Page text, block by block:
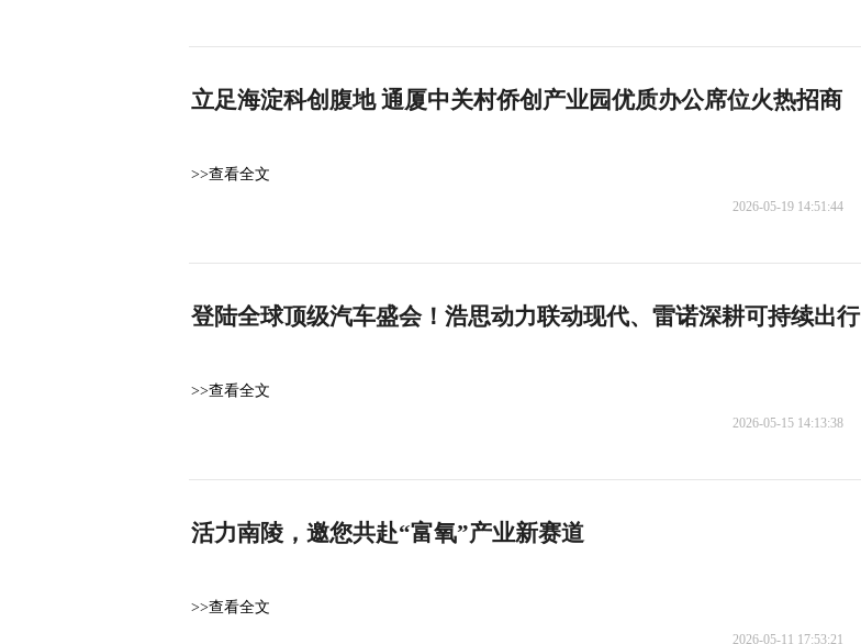
立足海淀科创腹地 通厦中关村侨创产业园优质办公席位火热招商
>>查看全文
2026-05-19 14:51:44
登陆全球顶级汽车盛会！浩思动力联动现代、雷诺深耕可持续出行
>>查看全文
2026-05-15 14:13:38
活力南陵，邀您共赴“富氧”产业新赛道
>>查看全文
2026-05-11 17:53:21